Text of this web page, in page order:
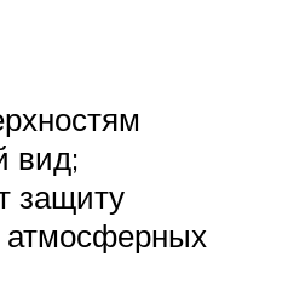
вид;
защиту
атмосферных